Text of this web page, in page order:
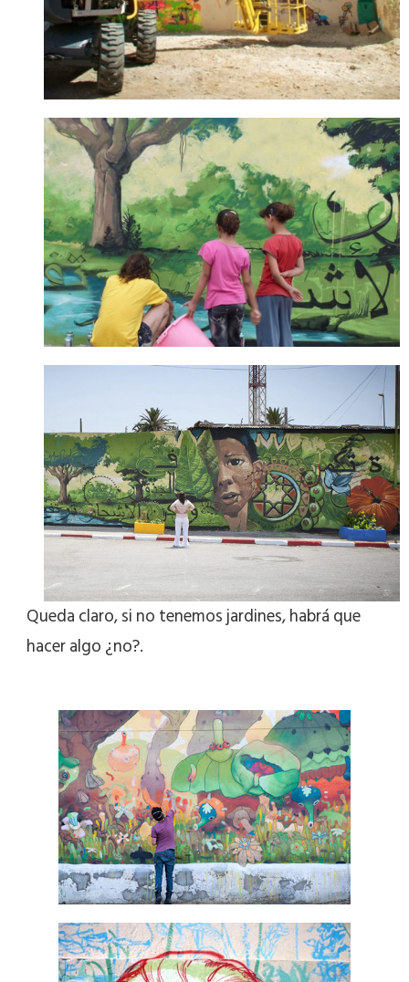
Queda claro, si no tenemos jardines, habrá que
hacer algo ¿no?.